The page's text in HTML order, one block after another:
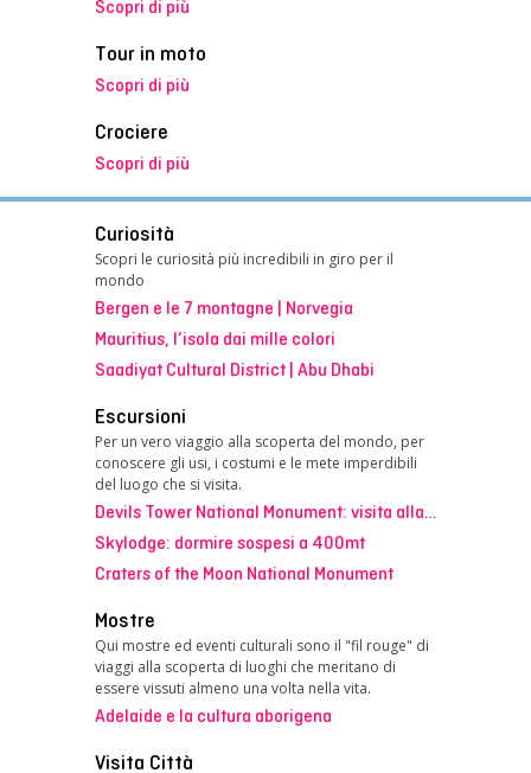
Scopri di più
Tour in moto
Scopri di più
Crociere
Scopri di più
Curiosità
Scopri le curiosità più incredibili in giro per il
mondo
Bergen e le 7 montagne | Norvegia
Mauritius, l’isola dai mille colori
Saadiyat Cultural District | Abu Dhabi
Escursioni
Per un vero viaggio alla scoperta del mondo, per
conoscere gli usi, i costumi e le mete imperdibili
del luogo che si visita.
Devils Tower National Monument: visita alla Torre del Diavolo
Skylodge: dormire sospesi a 400mt
Craters of the Moon National Monument
Mostre
Qui mostre ed eventi culturali sono il "fil rouge" di
viaggi alla scoperta di luoghi che meritano di
essere vissuti almeno una volta nella vita.
Adelaide e la cultura aborigena
Visita Città